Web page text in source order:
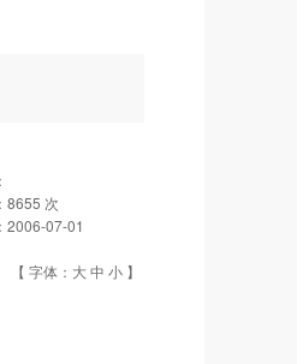
8655 次
2006-07-01
【 字体： 大中 小 】